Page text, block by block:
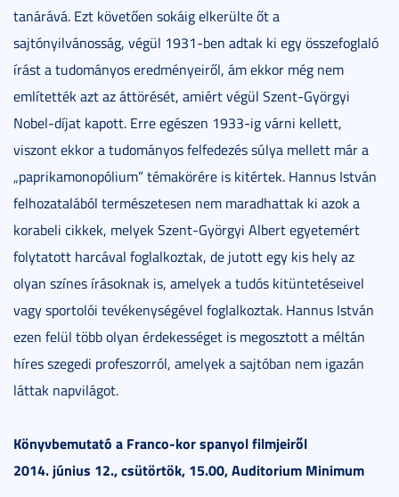
tanárává. Ezt követően sokáig elkerülte őt a
sajtónyilvánosság, végül 1931-ben adtak ki egy összefoglaló
írást a tudományos eredményeiről, ám ekkor még nem
említették azt az áttörését, amiért végül Szent-Györgyi
Nobel-díjat kapott. Erre egészen 1933-ig várni kellett,
viszont ekkor a tudományos felfedezés súlya mellett már a
„paprikamonopólium” témakörére is kitértek. Hannus István
felhozatalából természetesen nem maradhattak ki azok a
korabeli cikkek, melyek Szent-Györgyi Albert egyetemért
folytatott harcával foglalkoztak, de jutott egy kis hely az
olyan színes írásoknak is, amelyek a tudós kitüntetéseivel
vagy sportolói tevékenységével foglalkoztak. Hannus István
ezen felül több olyan érdekességet is megosztott a méltán
híres szegedi profeszorról, amelyek a sajtóban nem igazán
láttak napvilágot.
Könyvbemutató a Franco-kor spanyol filmjeiről
2014. június 12., csütörtök, 15.00, Auditorium Minimum